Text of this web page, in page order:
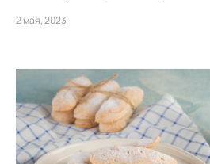
2 мая, 2023